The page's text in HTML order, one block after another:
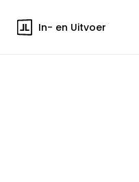
In- en Uitvoer